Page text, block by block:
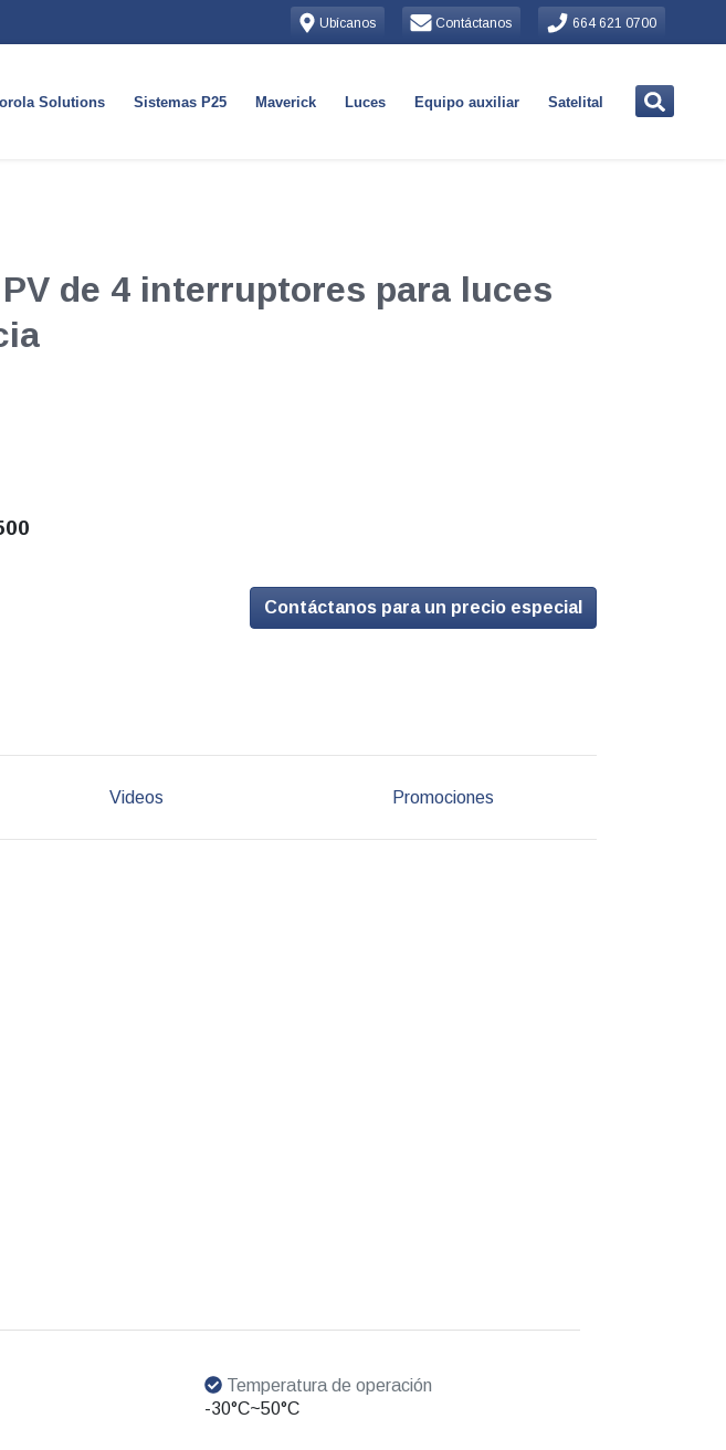
Ubícanos Contáctanos 664 621 0700
Solutions Sistemas P25 Maverick Luces Equipo auxiliar Satelital
de 4 interruptores para luces
Contáctanos para un precio especial
Videos Promociones
Temperatura de operación
-30°C~50°C